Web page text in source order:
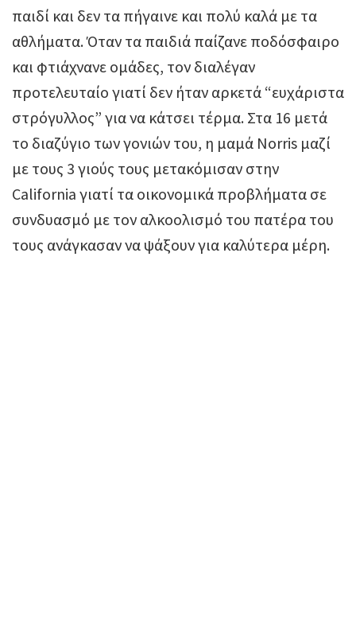
παιδί και δεν τα πήγαινε και πολύ καλά με τα
αθλήματα. Όταν τα παιδιά παίζανε ποδόσφαιρο
και φτιάχνανε ομάδες, τον διαλέγαν
προτελευταίο γιατί δεν ήταν αρκετά “ευχάριστα
στρόγυλλος” για να κάτσει τέρμα. Στα 16 μετά
το διαζύγιο των γονιών του, η μαμά Norris μαζί
με τους 3 γιούς τους μετακόμισαν στην
California γιατί τα οικονομικά προβλήματα σε
συνδυασμό με τον αλκοολισμό του πατέρα του
τους ανάγκασαν να ψάξουν για καλύτερα μέρη.